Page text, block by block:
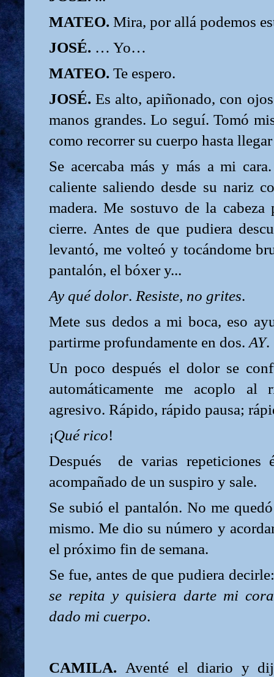
MATEO. Mira, por allá podemos
JOSÉ. … Yo…
MATEO. Te espero.
JOSÉ. Es alto, apiñonado, con
manos grandes. Lo seguí. Tomó
como recorrer su cuerpo hasta
Se acercaba más y más a mi
caliente saliendo desde su nariz
madera. Me sostuvo de la cabeza
cierre. Antes de que pudiera
levantó, me volteó y tocándome
pantalón, el bóxer y...
Ay qué dolor. Resiste, no grites.
Mete sus dedos a mi boca, eso
partirme profundamente en dos.AY.
Un poco después el dolor se
automáticamente me acoplo
agresivo. Rápido, rápido pausa;
¡Qué rico!
Después
de varias repeticiones
acompañado de un suspiro y sale.
Se subió el pantalón. No me
mismo. Me dio su número y
el próximo fin de semana.
Se fue, antes de que pudiera
se repita y quisiera darte mi
dado mi cuerpo.
CAMILA. Aventé el diario y